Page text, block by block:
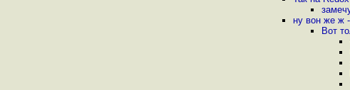
ну вон же ж
Вот